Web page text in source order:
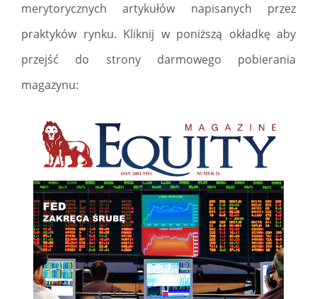
merytorycznych artykułów napisanych przez
praktyków rynku. Kliknij w poniższą okładkę aby
przejść do strony darmowego pobierania
magazynu: